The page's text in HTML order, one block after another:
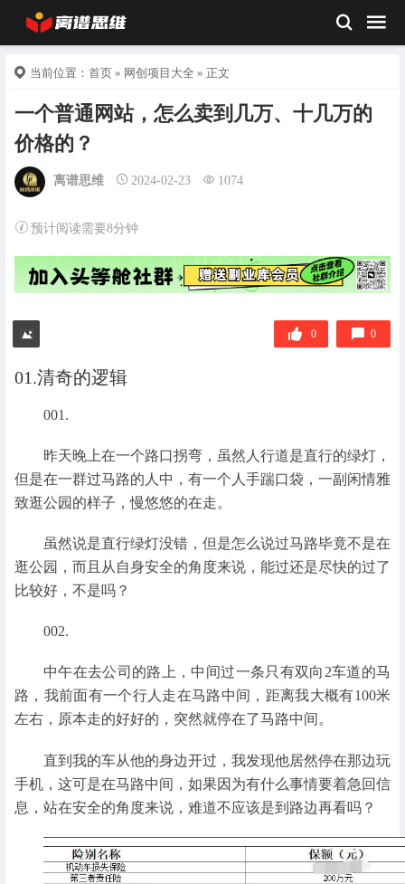
当前位置： 首页 » 网创项目大全 » 正文
一个普通网站，怎么卖到几万、十几万的
价格的？
离谱思维 2024-02-23 1074
预计阅读需要8分钟
0 0
01.清奇的逻辑
001.
昨天晚上在一个路口拐弯，虽然人行道是直行的绿灯，
但是在一群过马路的人中，有一个人手踹口袋，一副闲情雅
致逛公园的样子，慢悠悠的在走。
虽然说是直行绿灯没错，但是怎么说过马路毕竟不是在
逛公园，而且从自身安全的角度来说，能过还是尽快的过了
比较好，不是吗？
002.
中午在去公司的路上，中间过一条只有双向2车道的马
路，我前面有一个行人走在马路中间，距离我大概有100米
左右，原本走的好好的，突然就停在了马路中间。
直到我的车从他的身边开过，我发现他居然停在那边玩
手机，这可是在马路中间，如果因为有什么事情要着急回信
息，站在安全的角度来说，难道不应该是到路边再看吗？